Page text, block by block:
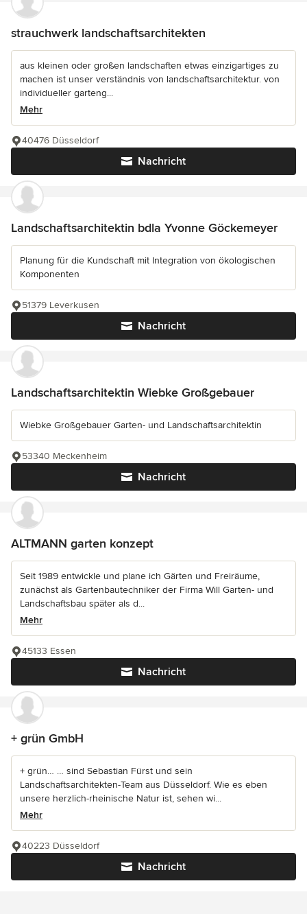
strauchwerk landschaftsarchitekten
aus kleinen oder großen landschaften etwas einzigartiges zu
machen ist unser verständnis von landschaftsarchitektur. von
individueller garteng...
Mehr
Nachricht
40476 Düsseldorf
Landschaftsarchitektin bdla Yvonne Göckemeyer
Planung für die Kundschaft mit Integration von ökologischen
Komponenten
Nachricht
51379 Leverkusen
Landschaftsarchitektin Wiebke Großgebauer
Wiebke Großgebauer Garten- und Landschaftsarchitektin
Nachricht
53340 Meckenheim
ALTMANN garten konzept
Seit 1989 entwickle und plane ich Gärten und Freiräume,
zunächst als Gartenbautechniker der Firma Will Garten- und
Landschaftsbau später als d...
Mehr
Nachricht
45133 Essen
+ grün GmbH
+ grün… … sind Sebastian Fürst und sein
Landschaftsarchitekten-Team aus Düsseldorf. Wie es eben
unsere herzlich-rheinische Natur ist, sehen wi...
Mehr
Nachricht
40223 Düsseldorf